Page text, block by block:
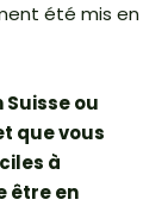
été mis en
ou
que vous
à
être en